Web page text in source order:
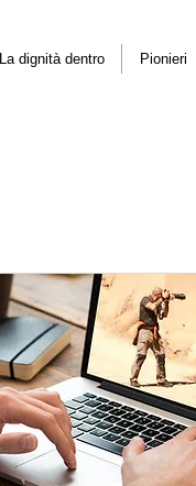
La dignità dentro Pionieri